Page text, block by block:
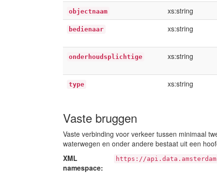
objectnaam xs:string
bedienaar xs:string
onderhoudsplichtige xs:string
type xs:string
Vaste bruggen
Vaste verbinding voor verkeer tussen minimaal
waterwegen en onder andere bestaat uit een
XML
namespace:
https://